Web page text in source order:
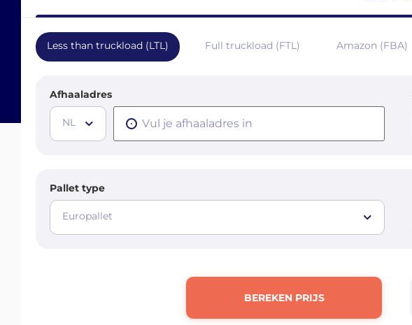
Less than truckload (LTL) Full truckload (FTL) Amazon (FBA)
Afhaaladres
NL
Pallet type
Europallet
BEREKEN PRIJS